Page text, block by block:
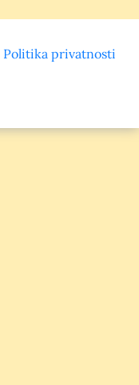
Politika privatnosti